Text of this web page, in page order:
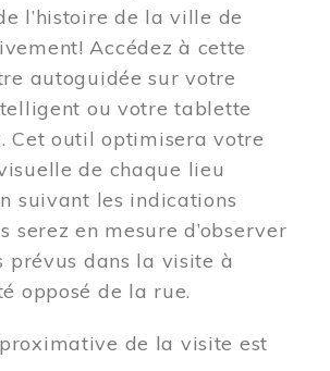
l’histoire de la ville de
Accédez à cette
autoguidée sur votre
ou votre tablette
Cet outil optimisera votre
de chaque lieu
suivant les indications
serez en mesure d’observer
prévus dans la visite à
opposé de la rue.
de la visite est